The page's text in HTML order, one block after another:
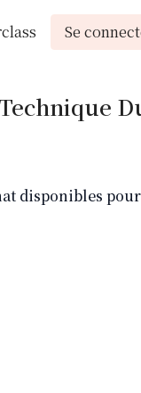
Se
disponibles